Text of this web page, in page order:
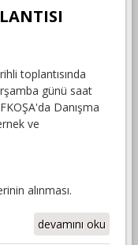
toplantısında
günü saat
Danışma
ve
alınması.
DANIŞMA
KURULU
devamını oku